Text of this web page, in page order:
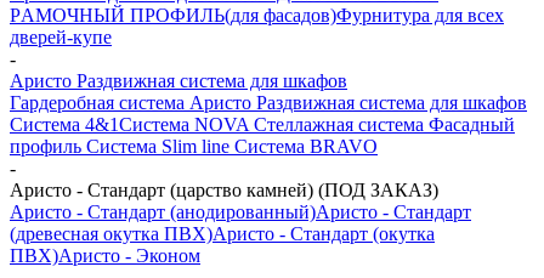
PАМОЧНЫЙ ПРОФИЛЬ(для фасадов)Фурнитура для всех
дверей-купе
-
Аристо Раздвижная система для шкафов
Гардеробная система Аристо Раздвижная система для шкафов
Система 4&1Система NOVA Стеллажная система Фасадный
профиль Система Slim line Система BRAVO
-
Аристо - Стандарт (царство камней) (ПОД ЗАКАЗ)
Аристо - Стандарт (анодированный)Аристо - Стандарт
(древесная окутка ПВХ)Аристо - Стандарт (окутка
ПВХ)Аристо - Эконом